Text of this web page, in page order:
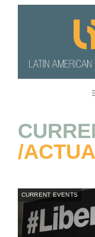
/
CURRENT EVENTS